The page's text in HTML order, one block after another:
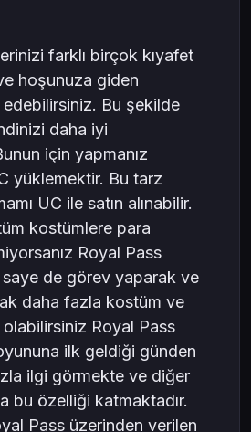
farklı birçok kıyafet
hoşunuza giden
Bu şekilde
daha iyi
için yapmanız
yüklemektir. Bu tarz
UC ile satın alınabilir.
kostümlere para
Royal Pass
de görev yaparak ve
daha fazla kostüm ve
Royal Pass
ilk geldiği günden
ilgi görmekte ve diğer
bu özelliği katmaktadır.
Pass üzerinden verilen